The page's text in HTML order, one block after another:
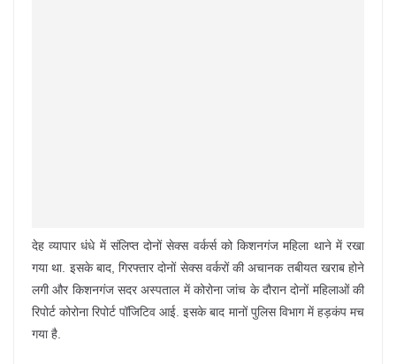
देह व्यापार धंधे में संलिप्त दोनों सेक्स वर्कर्स को किशनगंज महिला थाने में रखा
गया था. इसके बाद, गिरफ्तार दोनों सेक्स वर्करों की अचानक तबीयत खराब होने
लगी और किशनगंज सदर अस्पताल में कोरोना जांच के दौरान दोनों महिलाओं की
रिपोर्ट कोरोना रिपोर्ट पॉजिटिव आई. इसके बाद मानों पुलिस विभाग में हड़कंप मच
गया है.